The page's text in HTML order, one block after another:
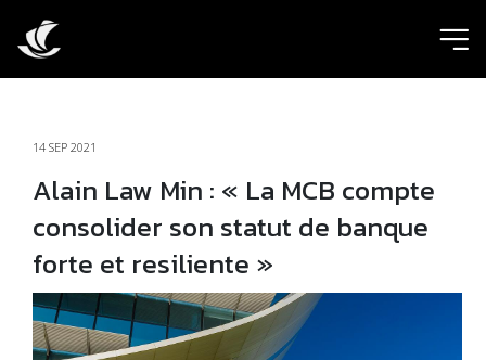
14 SEP 2021
Alain Law Min : « La MCB compte
consolider son statut de banque
forte et resiliente »